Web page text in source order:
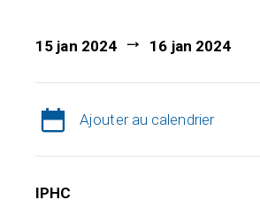
15 jan 2024 16 jan 2024
Ajouter au calendrier
IPHC